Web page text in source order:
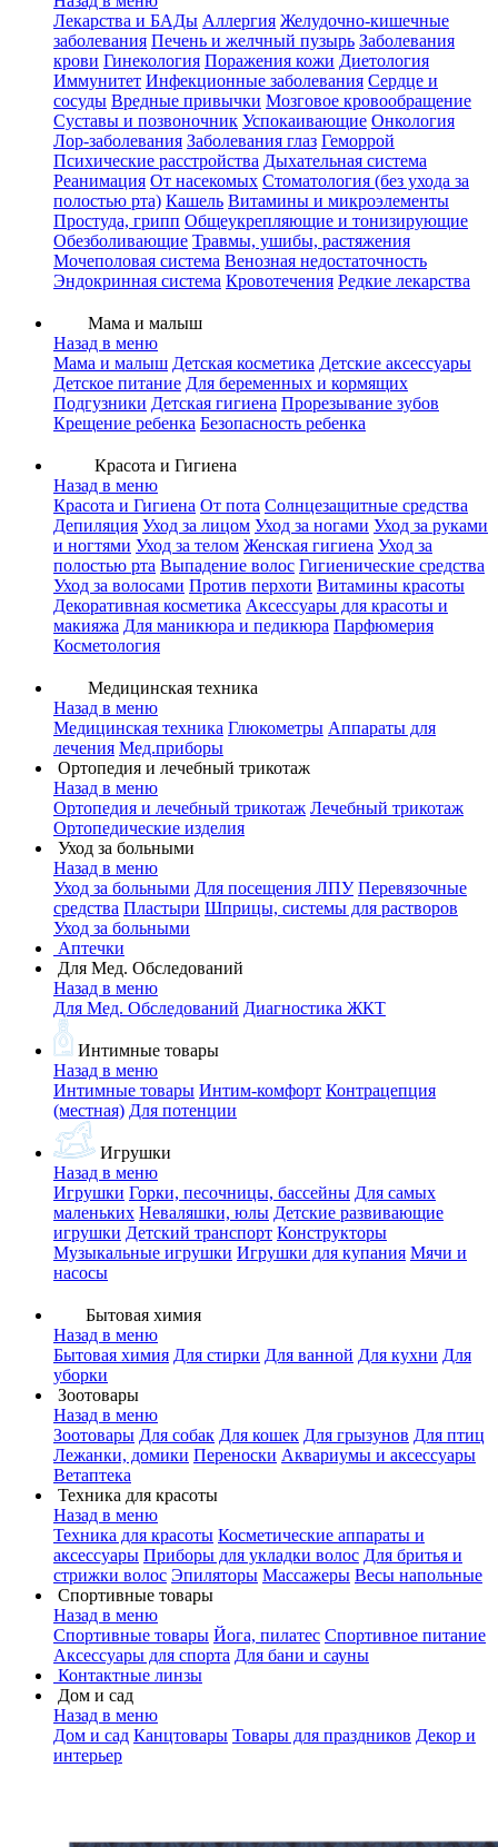
Лекарства и БАДы Аллергия Желудочно-кишечные
заболевания Печень и желчный пузырь Заболевания
крови Гинекология Поражения кожи Диетология
Иммунитет Инфекционные заболевания Сердце и
сосуды Вредные привычки Мозговое кровообращение
Суставы и позвоночник Успокаивающие Онкология
Лор-заболевания Заболевания глаз Геморрой
Психические расстройства Дыхательная система
Реанимация От насекомых Стоматология (без ухода за
полостью рта) Кашель Витамины и микроэлементы
Простуда, грипп Общеукрепляющие и тонизирующие
Обезболивающие Травмы, ушибы, растяжения
Мочеполовая система Венозная недостаточность
Эндокринная система Кровотечения Редкие лекарства
Мама и малыш
Назад в меню
Мама и малыш Детская косметика Детские аксессуары
Детское питание Для беременных и кормящих
Подгузники Детская гигиена Прорезывание зубов
Крещение ребенка Безопасность ребенка
Красота и Гигиена
Назад в меню
Красота и Гигиена От пота Солнцезащитные средства
Депиляция Уход за лицом Уход за ногами Уход за руками
и ногтями Уход за телом Женская гигиена Уход за
полостью рта Выпадение волос Гигиенические средства
Уход за волосами Против перхоти Витамины красоты
Декоративная косметика Аксессуары для красоты и
макияжа Для маникюра и педикюра Парфюмерия
Косметология
Медицинская техника
Назад в меню
Медицинская техника Глюкометры Аппараты для
лечения Мед.приборы
Ортопедия и лечебный трикотаж
Назад в меню
Ортопедия и лечебный трикотаж Лечебный трикотаж
Ортопедические изделия
Уход за больными
Назад в меню
Уход за больными Для посещения ЛПУ Перевязочные
средства Пластыри Шприцы, системы для растворов
Уход за больными
Аптечки
Для Мед. Обследований
Назад в меню
Для Мед. Обследований Диагностика ЖКТ
Интимные товары
Назад в меню
Интимные товары Интим-комфорт Контрацепция
(местная) Для потенции
Игрушки
Назад в меню
Игрушки Горки, песочницы, бассейны Для самых
маленьких Неваляшки, юлы Детские развивающие
игрушки Детский транспорт Конструкторы
Музыкальные игрушки Игрушки для купания Мячи и
насосы
Бытовая химия
Назад в меню
Бытовая химия Для стирки Для ванной Для кухни Для
уборки
Зоотовары
Назад в меню
Зоотовары Для собак Для кошек Для грызунов Для птиц
Лежанки, домики Переноски Аквариумы и аксессуары
Ветаптека
Техника для красоты
Назад в меню
Техника для красоты Косметические аппараты и
аксессуары Приборы для укладки волос Для бритья и
стрижки волос Эпиляторы Массажеры Весы напольные
Спортивные товары
Назад в меню
Спортивные товары Йога, пилатес Спортивное питание
Аксессуары для спорта Для бани и сауны
Контактные линзы
Дом и сад
Назад в меню
Дом и сад Канцтовары Товары для праздников Декор и
интерьер